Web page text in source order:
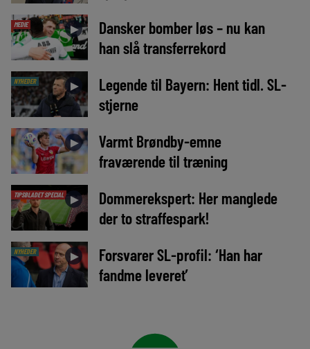
MEDIE ►
Dansker bomber løs – nu kan
han slå transferrekord
NYHEDER ►
Legende til Bayern: Hent tidl. SL-
stjerne
►
Varmt Brøndby-emne
fraværende til træning
TIPSBLADET SPECIAL ►
Dommerekspert: Her manglede
der to straffespark!
NYHEDER ►
Forsvarer SL-profil: ‘Han har
fandme leveret’